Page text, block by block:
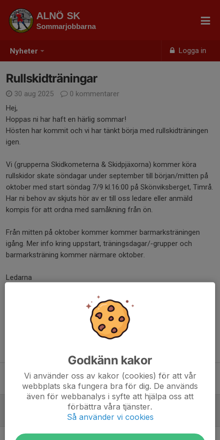
Nyheter Logga in
ALNÖ SK
Sommarjobbarna
Rullskidträningar
30 aug 2025
0 kommentarer
Hej,
Hoppas ni har haft en härlig sommar!
Hösten har kommit och vi har tänkt börja med rullskidträningen
igen.
Vi (grupperna Skidkometerna & Skidpjäxorna) kommer köra
rullskidor skate söndagar under september till början/mitten på
oktober med start söndag 7/9 kl.16:00 på Skönviksberget, Timrå.
Har ni behov av skjuts hör av er till oss ledare eller anmäld
kompis för att ordna med samåkning från ön.
Från mitten på oktober kommer kommer barmarksträningen
igång. Mer info kring uppstart, träningsdagar/-grupper och
barmarksträning kommer närmare oktober.
Ledarna
Rullskidträning söndag 28/9 flyttas till Alnö
25 sep 2025 0
Rullskidträningar
30 aug 2025 0
Godkänn kakor
Vi använder oss av kakor (cookies) för att vår
webbplats ska fungera bra för dig. De används
även för webbanalys i syfte att hjälpa oss att
förbättra våra tjänster.
Så använder vi cookies